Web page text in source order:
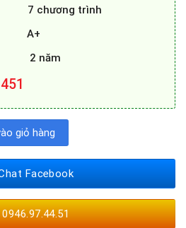
7 chương trình
A+
2 năm
số lượng
giỏ hàng
Facebook
0946.97.44.51